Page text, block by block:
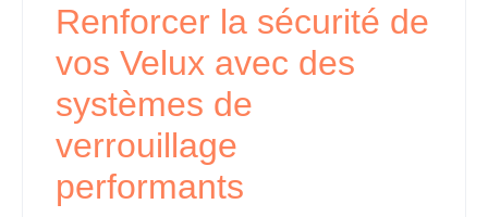
Renforcer la sécurité de
vos Velux avec des
systèmes de
verrouillage
performants